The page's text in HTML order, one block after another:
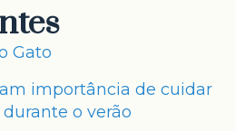
Gato
importância de cuidar
o verão